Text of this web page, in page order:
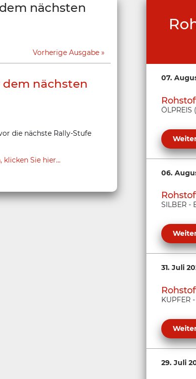
nächsten
Vorherige Ausgabe
dem nächsten
die nächste Rally-Stufe
Sie hier...
07.
06.
SILBER -
31. Juli
KUPFER
29. Juli